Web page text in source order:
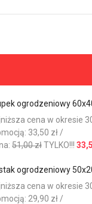
ogrodzeniowy
cena w okresie
33,50 zł /
51,00 złTYLKO!!!
ogrodzeniowy
cena w okresie
29,90 zł /